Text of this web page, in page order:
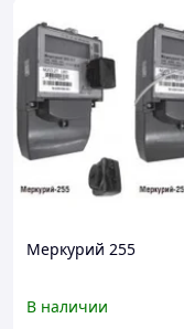
Меркурий 255
В наличии